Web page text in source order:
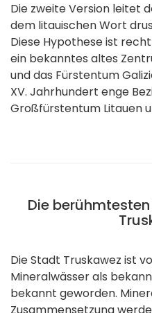
Die zweite Version leitet
dem litauischen Wort
Diese Hypothese ist
ein bekanntes altes
und das Fürstentum
XV. Jahrhundert enge
Großfürstentum Litauen
Die
Die Stadt Truskawez ist
Mineralwässer als
bekannt geworden.